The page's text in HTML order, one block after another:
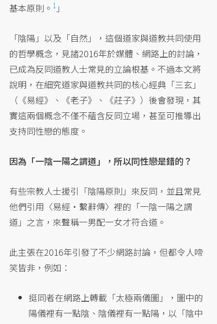
基本原則。1 」
「陰陽」以及「自然」，這個道家與道教共同使用
的哲學概念，見諸2016年於媒體、網路上的討論，
已成為反同道教人士常見的立論根基。不過本文將
說明，在細究道家與道教共同的核心經典「三玄」
（《易經》、《老子》、《莊子》）後會發現，其
實這兩個概念不僅不蘊含反同立場，甚至可推導出
支持同性戀的態度。
因為「一陰一陽之謂道」，所以同性戀是錯的？
有些宗教人士援引「陰陽原則」來反同，並且常見
他們引用〈易經‧繫辭傳〉裡的「一陰一陽之謂
道」之言，來聲稱一男配一女才符合道。
此主張在2016年引發了不少網路討論，但都令人啼
笑皆非，例如：
挺同者在網路上轉載「太極兩儀圖」，圖中的
陽儀裡有一點陰、陰儀裡有一點陽，以「陰中